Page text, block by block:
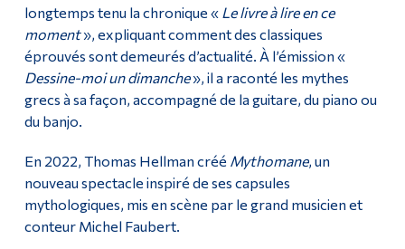
longtemps tenu la chronique « Le livre à lire en ce
moment», expliquant comment des classiques
éprouvés sont demeurés d’actualité. À l’émission «
Dessine-moi un dimanche», il a raconté les mythes
grecs à sa façon, accompagné de la guitare, du piano ou
du banjo.
En 2022, Thomas Hellman créé Mythomane, un
nouveau spectacle inspiré de ses capsules
mythologiques, mis en scène par le grand musicien et
conteur Michel Faubert.